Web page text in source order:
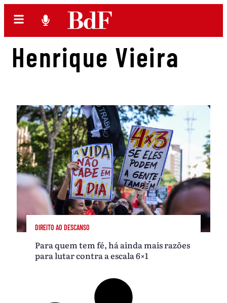
Henrique Vieira
DIREITO AO DESCANSO
Para quem tem fé, há ainda mais razões
para lutar contra a escala 6×1